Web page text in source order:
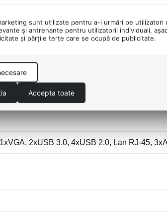
2xUSB 3.0, 4xUSB 2.0, Lan RJ-45,
sunt utilizate pentru a-i urmări pe
şi antrenante pentru utilizatorii individuali,
şi părţile terţe care se ocupă de publicitate.
Accepta toate